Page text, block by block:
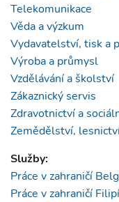
Telekomunikace
Věda a výzkum
Vydavatelství, tisk a
Výroba a průmysl
Vzdělávání a školství
Zákaznický servis
Zdravotnictví a
Zemědělství,
Služby:
Práce v zahraničí
Práce v zahraničí